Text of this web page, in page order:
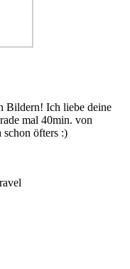
Bildern! Ich liebe deine
mal 40min. von
öfters :)